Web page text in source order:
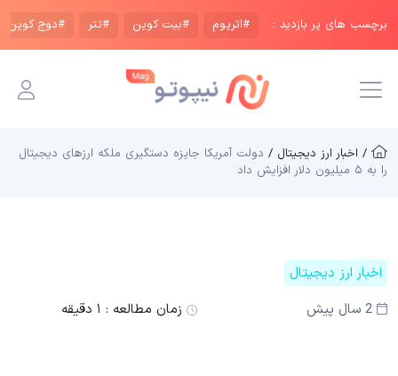
برچسب های پر بازدید : #اتریوم #بیت کوین #تتر #دوج کوین
/ اخبار ارز دیجیتال / دولت آمریکا جایزه دستگیری ملکه ارزهای دیجیتال
را به ۵ میلیون دلار افزایش داد
اخبار ارز دیجیتال
2 سال پیش
زمان مطالعه : ۱ دقیقه